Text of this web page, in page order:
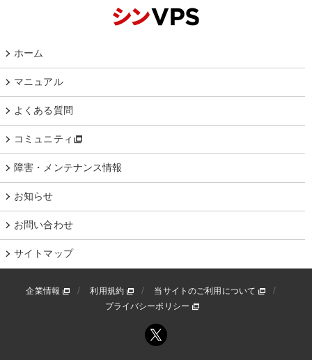
ホーム
マニュアル
よくある質問
コミュニティ
障害・メンテナンス情報
お知らせ
お問い合わせ
サイトマップ
企業情報 利用規約
当サイトのご利用について
プライバシーポリシー